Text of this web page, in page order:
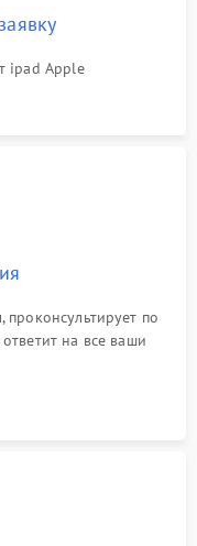
ipad Apple
по
на все ваши